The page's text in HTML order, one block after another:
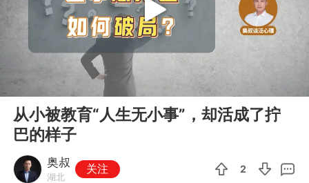
00:00
Play
从小被教育“人生无小事”，却活成了拧
巴的样子
奥叔
湖北
关注 2